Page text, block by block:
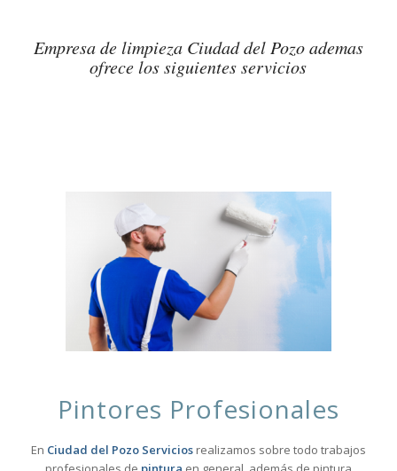
R ELIMPIEZA
Empresa de limpieza Ciudad del Pozo ademas
ofrece los siguientes servicios
Pintores Profesionales
En Ciudad del Pozo Serviciosrealizamos sobre todo trabajos